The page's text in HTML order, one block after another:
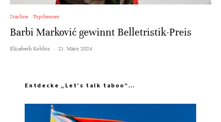
Starline Topthemen
Barbi Marković gewinnt Belletristik-Preis
Elisabeth Koblitz · 21. März 2024
Entdecke „Let’s talk taboo“…